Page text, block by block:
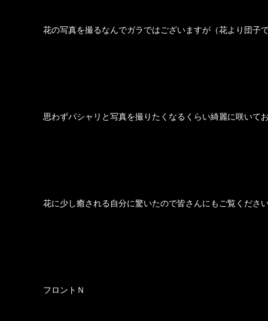
花の写真を撮るなんでガラではございますが（花より団子で
思わずパシャリと写真を撮りたくなるくらい綺麗に咲いてお
花に少し癒される自分に驚いたので皆さんにもご覧ください
フロントＮ